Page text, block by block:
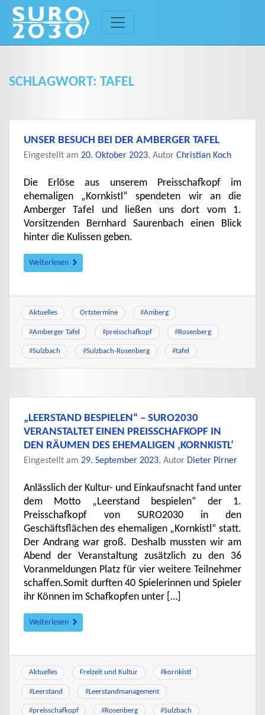
content
SCHLAGWORT: TAFEL
UNSER BESUCH BEI DER AMBERGER TAFEL
Eingestellt am 20. Oktober 2023, Autor Christian Koch
Die Erlöse aus unserem Preisschafkopf im
ehemaligen „Kornkistl“ spendeten wir an die
Amberger Tafel und ließen uns dort vom 1.
Vorsitzenden Bernhard Saurenbach einen Blick
hinter die Kulissen geben.
Weiterlesen
Aktuelles Ortstermine #Amberg
#Amberger Tafel #preisschafkopf #Rosenberg
#Sulzbach #Sulzbach-Rosenberg #tafel
„LEERSTAND BESPIELEN“ – SURO2030
VERANSTALTET EINEN PREISSCHAFKOPF IN
DEN RÄUMEN DES EHEMALIGEN ‚KORNKISTL‘
Eingestellt am 29. September 2023, Autor Dieter Pirner
Anlässlich der Kultur- und Einkaufsnacht fand unter
dem Motto „Leerstand bespielen“ der 1.
Preisschafkopf von SURO2030 in den
Geschäftsflächen des ehemaligen „Kornkistl“ statt.
Der Andrang war groß. Deshalb mussten wir am
Abend der Veranstaltung zusätzlich zu den 36
Voranmeldungen Platz für vier weitere Teilnehmer
schaffen.Somit durften 40 Spielerinnen und Spieler
ihr Können im Schafkopfen unter […]
Weiterlesen
Aktuelles Freizeit und Kultur #kornkistl
#Leerstand #Leerstandmanagement
#preisschafkopf #Rosenberg #Sulzbach